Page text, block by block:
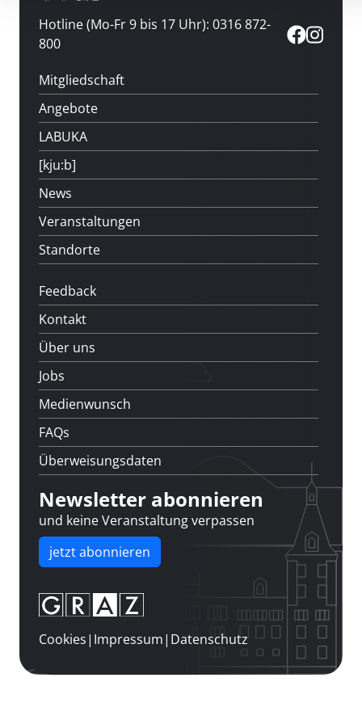
Hotline (Mo-Fr 9 bis 17 Uhr): 0316 872-
800
Mitgliedschaft
Angebote
LABUKA
[kju:b]
News
Veranstaltungen
Standorte
Feedback
Kontakt
Über uns
Jobs
Medienwunsch
FAQs
Überweisungsdaten
Newsletter abonnieren
und keine Veranstaltung verpassen
jetzt abonnieren
Cookies| Impressum| Datenschutz